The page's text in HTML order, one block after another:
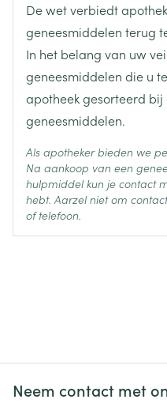
Behoud
De wet verbiedt
geneesmiddelen terug
In het belang van uw
geneesmiddelen die u
apotheek gesorteerd bij
geneesmiddelen.
Als apotheker bieden we
Na aankoop van een
hulpmiddel kun je contact
hebt. Aarzel niet om
of telefoon.
Neem contact met